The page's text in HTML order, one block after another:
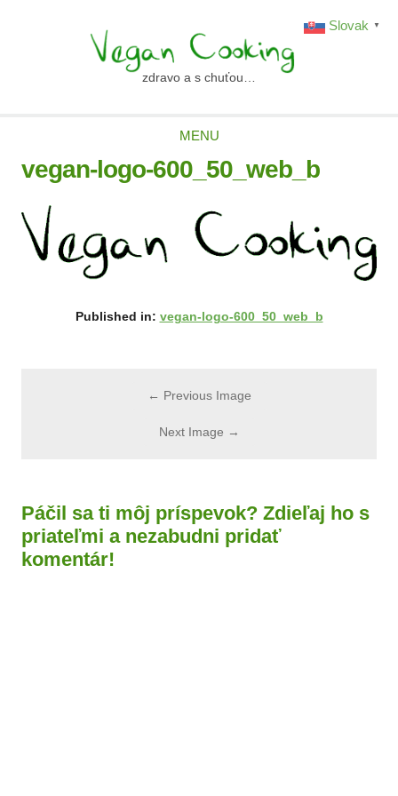
vegancooking.skzdravo a s chuťou…
MENU
vegan-logo-600_50_web_b
Published in: vegan-logo-600_50_web_b
← Previous Image
Next Image →
Páčil sa ti môj príspevok? Zdieľaj ho s
priateľmi a nezabudni pridať
komentár!
Slovak ▼